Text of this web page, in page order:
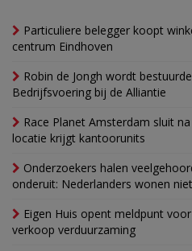
Particuliere belegger koopt
centrum Eindhoven
Robin de Jongh wordt
Bedrijfsvoering bij de Alliantie
Race Planet Amsterdam sluit
locatie krijgt kantoorunits
Onderzoekers halen
onderuit: Nederlanders wonen
Eigen Huis opent meldpunt
verkoop verduurzaming